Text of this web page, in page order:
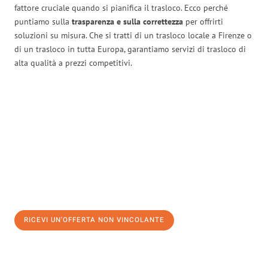
fattore cruciale quando si pianifica il trasloco. Ecco perché
puntiamo sulla trasparenza e sulla correttezza per offrirti
soluzioni su misura. Che si tratti di un trasloco locale a Firenze o
di un trasloco in tutta Europa, garantiamo servizi di trasloco di
alta qualità a prezzi competitivi.
RICEVI UN'OFFERTA NON VINCOLANTE